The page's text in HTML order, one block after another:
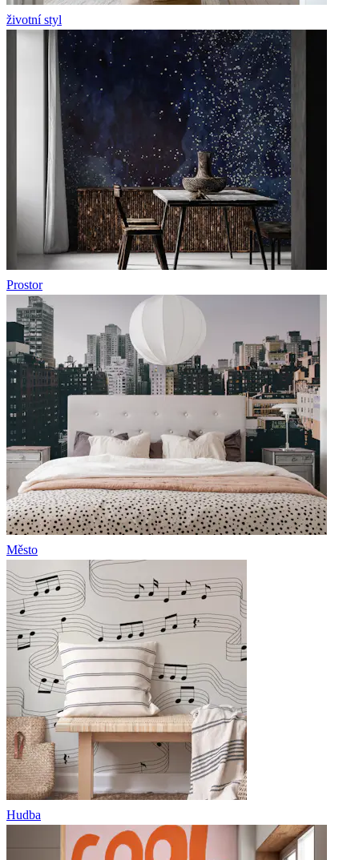
životní styl
Prostor
Město
Hudba